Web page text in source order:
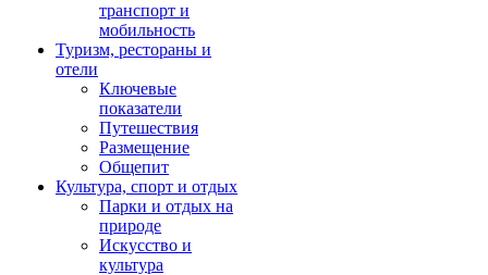
транспорт и
мобильность
Туризм, рестораны и
отели
Ключевые
показатели
Путешествия
Размещение
Общепит
Культура, спорт и отдых
Парки и отдых на
природе
Искусство и
культура